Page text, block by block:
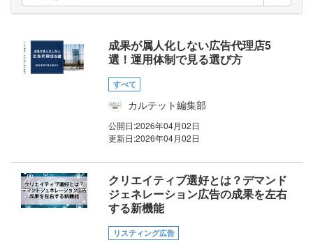
成果が属人化しない広告代理店5
選！運用体制で見る選び方
すべて
カルテット編集部
公開日:2026年04月02日
更新日:2026年04月02日
クリエイティブ選好とは？デマンド
ジェネレーション広告の成果を左右
する新機能
リスティング広告